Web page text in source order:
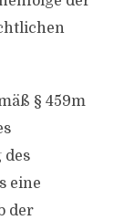
§ 459m
des
eine
der